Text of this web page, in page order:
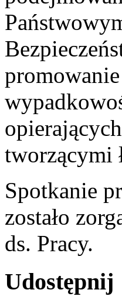
tworzącymi
Spotkanie
zostało
ds. Pracy.
Udostępnij